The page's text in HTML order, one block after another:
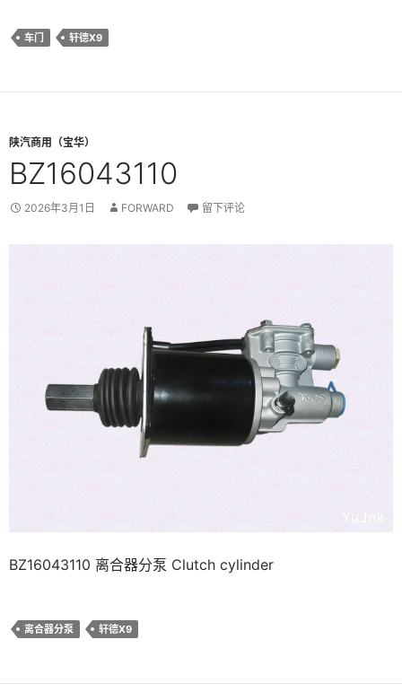
车门 轩德X9
陕汽商用（宝华）
BZ16043110
2026年3月1日 FORWARD 留下评论
BZ16043110 离合器分泵 Clutch cylinder
离合器分泵 轩德X9